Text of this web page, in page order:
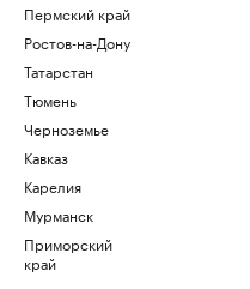
Пермский край
Ростов-на-Дону
Татарстан
Тюмень
Черноземье
Кавказ
Карелия
Мурманск
Приморский
край